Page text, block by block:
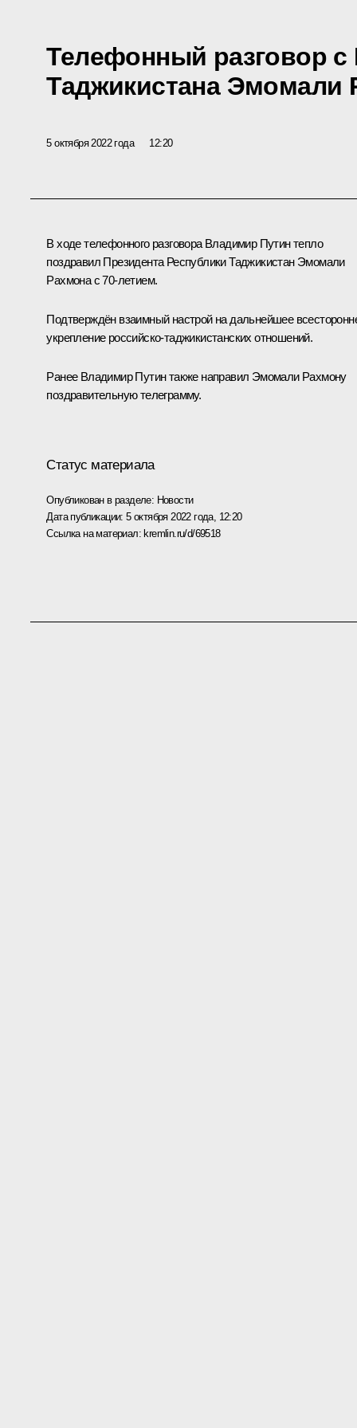
Телефонный разговор с
Таджикистана Эмомали
5 октября 2022 года 12:20
В ходе телефонного разговора Владимир Путин тепло
поздравил Президента Республики Таджикистан Эмомали
Рахмонас 70-летием.
Подтверждён взаимный настрой на дальнейшее
укрепление российско-таджикистанских отношений.
Ранее Владимир Путин также направил Эмомали Рахмону
поздравительнуютелеграмму.
Статус материала
Опубликован в разделе: Новости
Дата публикации:5 октября 2022 года, 12:20
Ссылка на материал:kremlin.ru/d/69518